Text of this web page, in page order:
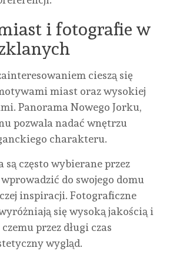
i fotografie w
cieszą się
miast oraz wysokiej
Panorama Nowego Jorku,
pozwala nadać wnętrzu
charakteru.
często wybierane przez
do swojego domu
inspiracji. Fotograficzne
się wysoką jakością i
przez długi czas
wygląd.